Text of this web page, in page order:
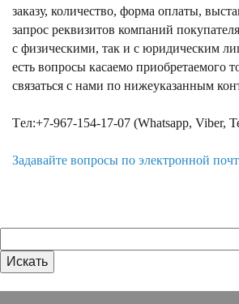
заказу, количество, форма оплаты,
запрос реквизитов компаний
с физическими, так и с юридическим
есть вопросы касаемо приобретаемого
связаться с нами по нижеуказанным
Tел:+7-967-154-17-07 (Whatsapp, Viber,
Задавайте вопросы по электронной